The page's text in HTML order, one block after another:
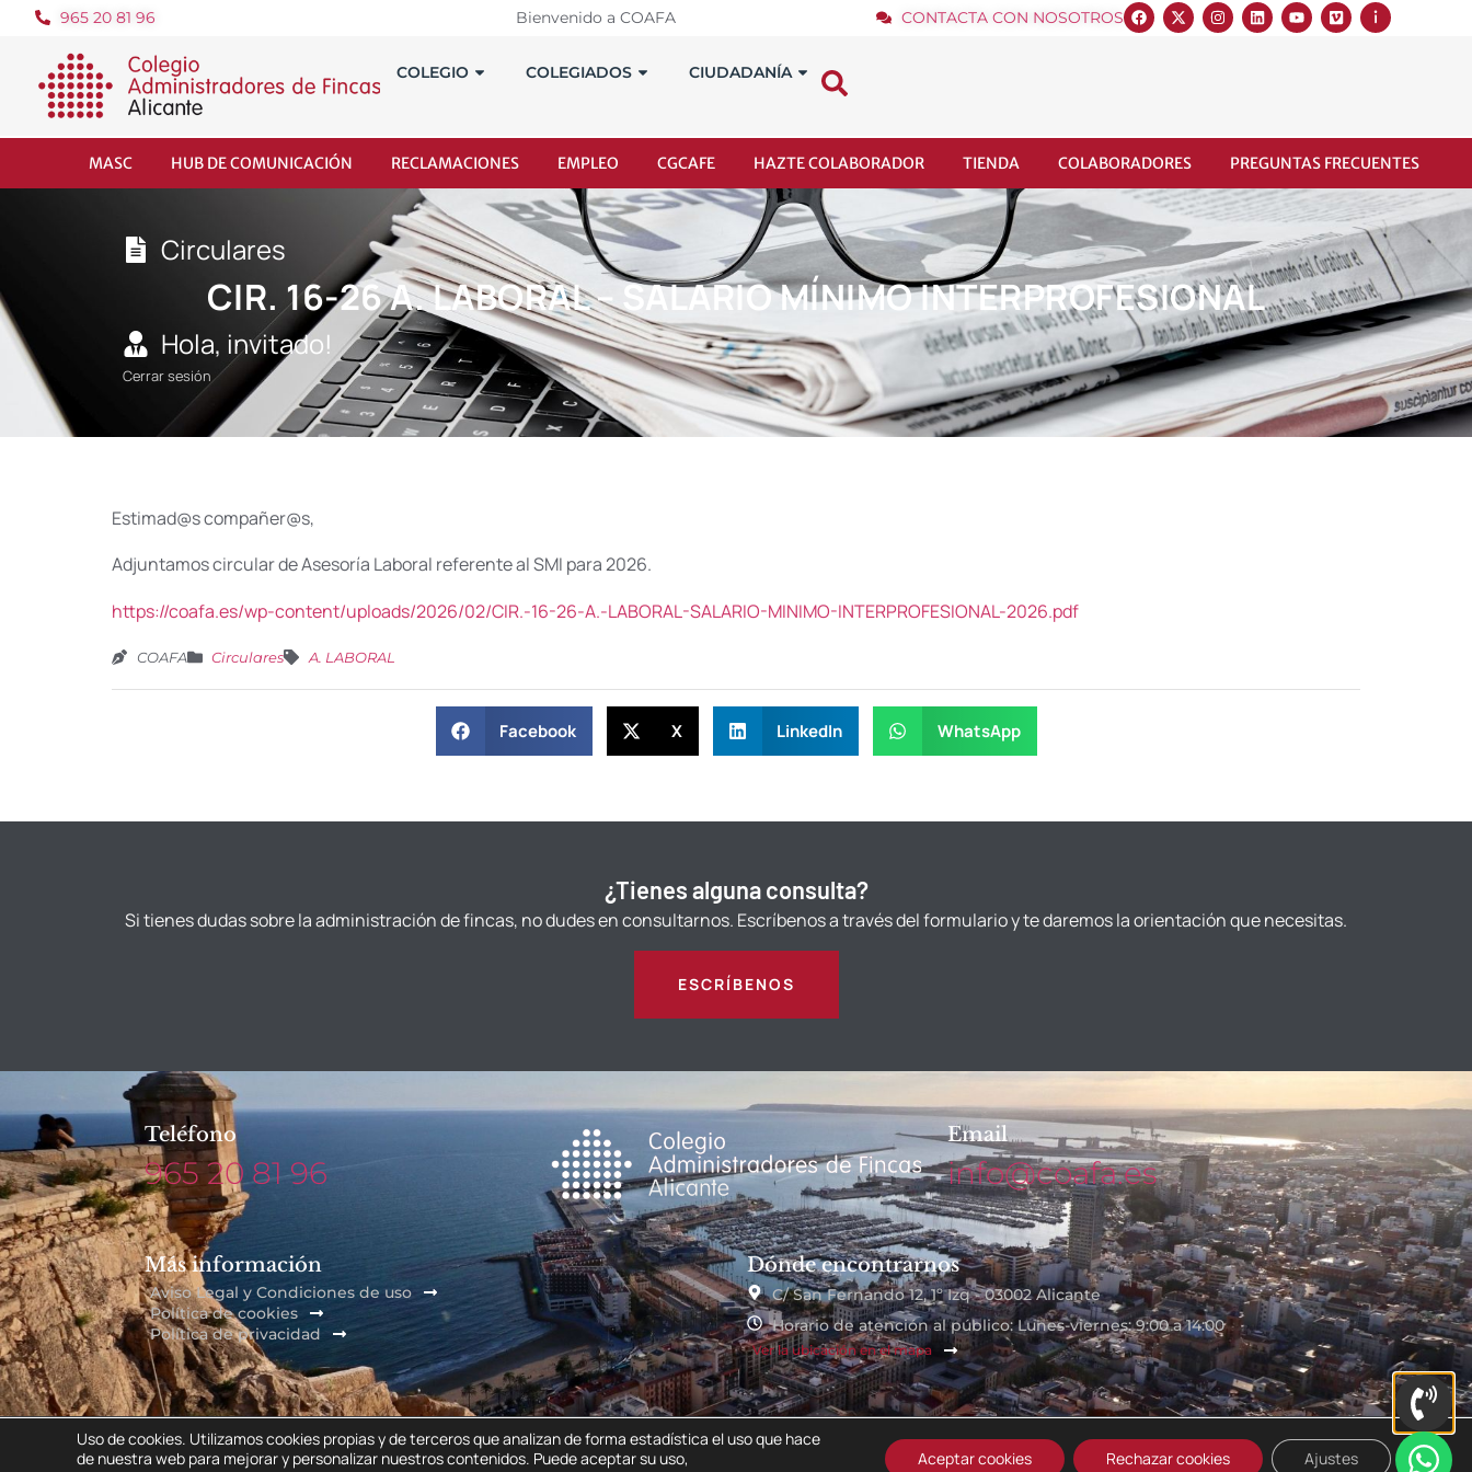
965 20 81 96 Bienvenido a COAFA CONTACTA CON NOSOTROS
COLEGIO COLEGIADOS CIUDADANÍA
MASC HUB DE COMUNICACIÓN RECLAMACIONES EMPLEO CGCAFE HAZTE COLABORADOR TIENDA COLABORADORES PREGUNTAS FRECUENTES
Circulares
CIR. 16-26 A. LABORAL – SALARIO MÍNIMO INTERPROFESIONAL
Hola, invitado!
Cerrar sesión
Estimad@s compañer@s,
Adjuntamos circular de Asesoría Laboral referente al SMI para 2026.
https://coafa.es/wp-content/uploads/2026/02/CIR.-16-26-A.-LABORAL-SALARIO-MINIMO-INTERPROFESIONAL-2026.pdf
COAFA Circulares A. LABORAL
Facebook X LinkedIn WhatsApp
¿Tienes alguna consulta?
Si tienes dudas sobre la administración de fincas, no dudes en consultarnos. Escríbenos a través del formulario y te daremos la orientación que necesitas.
ESCRÍBENOS
Teléfono
965 20 81 96
Email
info@coafa.es
Más información
Aviso Legal y Condiciones de uso
Política de cookies
Política de privacidad
Dónde encontrarnos
C/ San Fernando 12, 1º Izq - 03002 Alicante
Horario de atención al público: Lunes-viernes: 9:00 a 14:00
Ver la ubicación en el mapa
COAFA © 2026. Todos los derechos reservados.
Uso de cookies. Utilizamos cookies propias y de terceros que analizan de forma estadística el uso que hace
de nuestra web para mejorar y personalizar nuestros contenidos. Puede aceptar su uso,
Aceptar cookies Rechazar cookies Ajustes